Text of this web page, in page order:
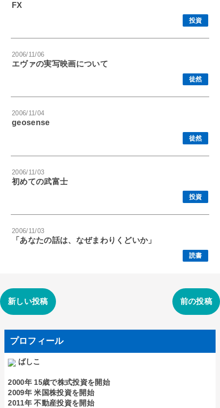
FX
投資
2006/11/06
エヴァの実写映画について
徒然
2006/11/04
geosense
徒然
2006/11/03
初めての武富士
投資
2006/11/03
「あなたの話は、なぜまわりくどいか」
読書
新しい投稿 前の投稿
プロフィール
ばしこ
2000年 15歳で株式投資を開始
2009年 米国株投資を開始
2011年 不動産投資を開始